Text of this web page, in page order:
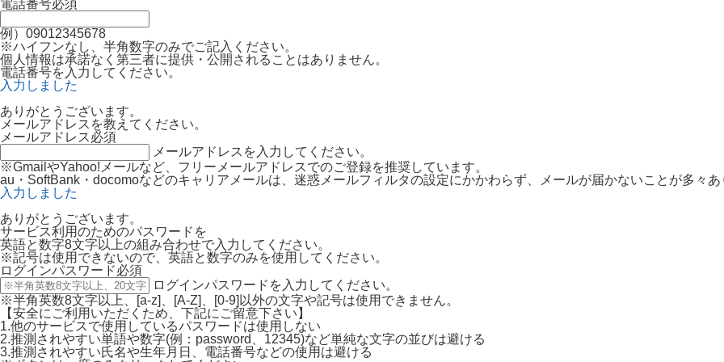
電話番号必須
例）09012345678
※ハイフンなし、半角数字のみでご記入ください。
個人情報は承諾なく第三者に提供・公開されることはありません。
電話番号を入力してください。
入力しました
ありがとうございます。
メールアドレスを教えてください。
メールアドレス必須
メールアドレスを入力してください。
※GmailやYahoo!メールなど、フリーメールアドレスでのご登録を推奨しています。
au・SoftBank・docomoなどのキャリアメールは、迷惑メールフィルタの設定にかかわらず、メールが届かないことが多々あ
入力しました
ありがとうございます。
サービス利用のためのパスワードを
英語と数字8文字以上の組み合わせで入力してください。
※記号は使用できないので、英語と数字のみを使用してください。
ログインパスワード必須
ログインパスワードを入力してください。
※半角英数8文字以上、[a-z]、[A-Z]、[0-9]以外の文字や記号は使用できません。
【安全にご利用いただくため、下記にご留意下さい】
1.他のサービスで使用しているパスワードは使用しない
2.推測されやすい単語や数字(例：password、12345)など単純な文字の並びは避ける
3.推測されやすい氏名や生年月日、電話番号などの使用は避ける